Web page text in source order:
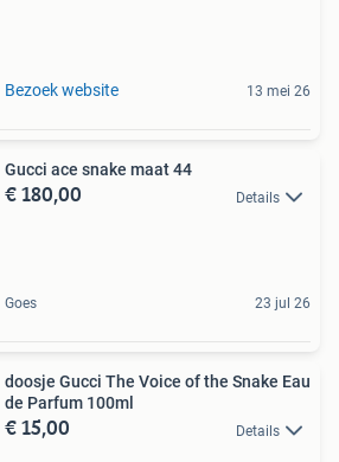
Bezoek website 13 mei 26
Gucci ace snake maat 44
€ 180,00 Details
Goes 23 jul 26
doosje Gucci The Voice of the Snake Eau
de Parfum 100ml
€ 15,00 Details